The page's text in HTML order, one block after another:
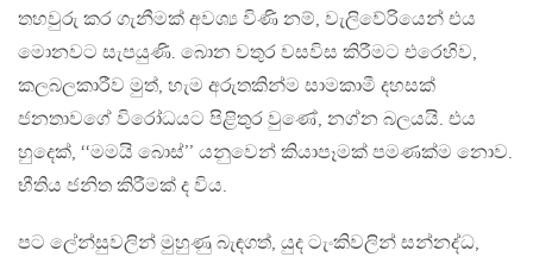
තහවුරු කර ගැනීමක් අවශ්‍ය විණි නම්, වැලිවේරියෙන් එය
මොනවට සැපයුණි. බොන වතුර වසවිස කිරීමට එරෙහිව,
කලබලකාරීව මුත්, හැම අරුතකින්ම සාමකාමී දහසක්
ජනතාවගේ විරෝධයට පිළිතුර වුණේ, නග්න බලයයි. එය
හුදෙක්, ‘‘මමයි බොස්’’ යනුවෙන් කියාපෑමක් පමණක්ම නොව.
භීතිය ජනිත කිරීමක් ද විය.
පට ලේන්සුවලින් මුහුණු බැඳගත්, යුද ටැංකිවලින් සන්නද්ධ,